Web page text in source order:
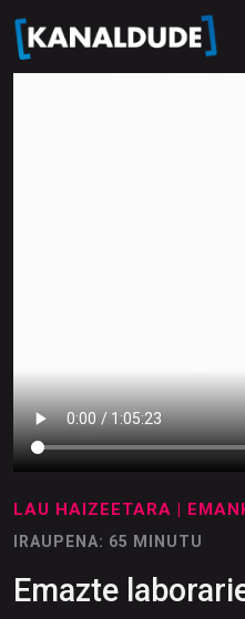
LAU HAIZEETARA |
IRAUPENA: 65 MINUTU
Emazte